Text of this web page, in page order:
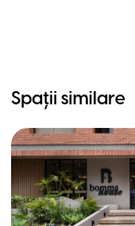
Spații similare